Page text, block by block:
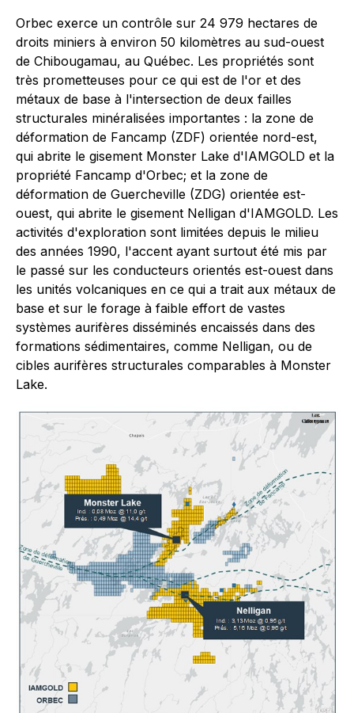
Orbec exerce un contrôle sur 24 979 hectares de
droits miniers à environ 50 kilomètres au sud-ouest
de Chibougamau, au Québec. Les propriétés sont
très prometteuses pour ce qui est de l'or et des
métaux de base à l'intersection de deux failles
structurales minéralisées importantes : la zone de
déformation de Fancamp (ZDF) orientée nord-est,
qui abrite le gisement Monster Lake d'IAMGOLD et la
propriété Fancamp d'Orbec; et la zone de
déformation de Guercheville (ZDG) orientée est-
ouest, qui abrite le gisement Nelligan d'IAMGOLD. Les
activités d'exploration sont limitées depuis le milieu
des années 1990, l'accent ayant surtout été mis par
le passé sur les conducteurs orientés est-ouest dans
les unités volcaniques en ce qui a trait aux métaux de
base et sur le forage à faible effort de vastes
systèmes aurifères disséminés encaissés dans des
formations sédimentaires, comme Nelligan, ou de
cibles aurifères structurales comparables à Monster
Lake.